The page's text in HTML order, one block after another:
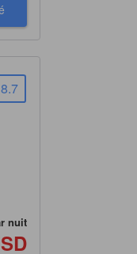
8.7
nuit